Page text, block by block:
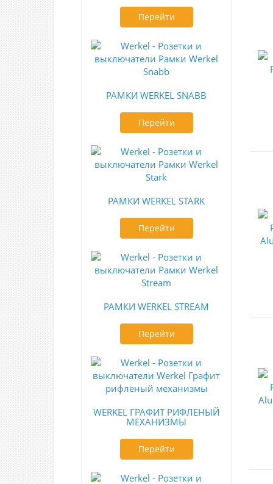
Перейти
РАМКИ WERKEL SNABB
Перейти
РАМКИ WERKEL STARK
Перейти
РАМКИ WERKEL STREAM
Перейти
WERKEL ГРАФИТ РИФЛЕНЫЙ
МЕХАНИЗМЫ
Перейти